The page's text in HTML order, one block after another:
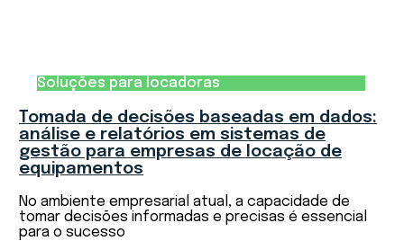
Soluções para locadoras
Tomada de decisões baseadas em dados:
análise e relatórios em sistemas de
gestão para empresas de locação de
equipamentos
No ambiente empresarial atual, a capacidade de
tomar decisões informadas e precisas é essencial
para o sucesso